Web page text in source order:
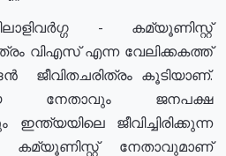
- കമ്യൂണിസ്റ്റ്
വിഎസ് എന്ന വേലിക്കകത്ത്
ജീവിതചരിത്രം കൂടിയാണ്.
നേതാവും ജനപക്ഷ
ജീവിച്ചിരിക്കുന്ന
കമ്യൂണിസ്റ്റ് നേതാവുമാണ്